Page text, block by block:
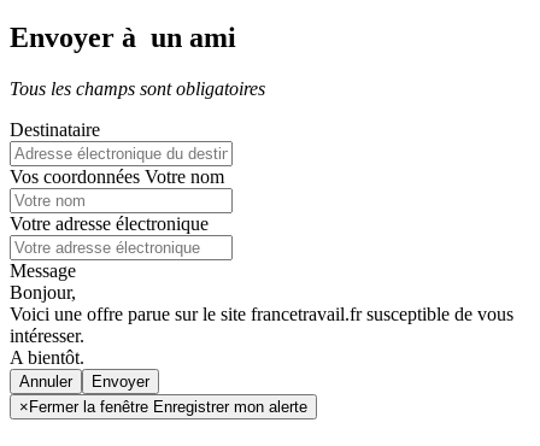
Envoyer à un ami
Tous les champs sont obligatoires
Destinataire
Vos coordonnées Votre nom
Votre adresse électronique
Message
Bonjour,
Voici une offre parue sur le site francetravail.fr susceptible de vous
intéresser.
A bientôt.
Annuler
× Fermer la fenêtre Enregistrer mon alerte